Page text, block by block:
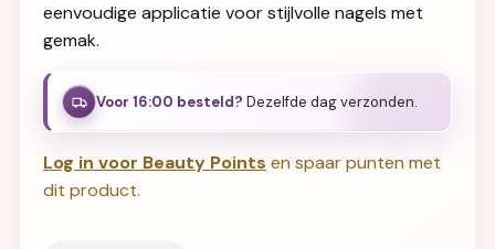
eenvoudige applicatie voor stijlvolle nagels met
gemak.
Voor 16:00 besteld? Dezelfde dag verzonden.
Log in voor Beauty Points en spaar punten met
dit product.